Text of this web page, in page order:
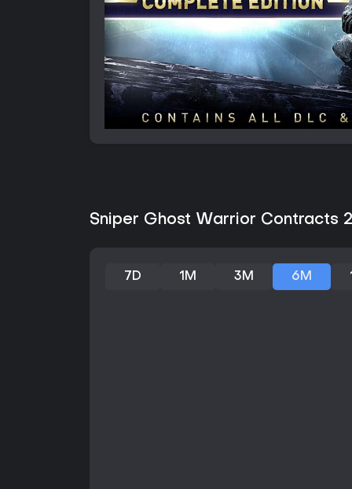
Sniper Ghost Warrior Contracts
7D 1M 3M 6M